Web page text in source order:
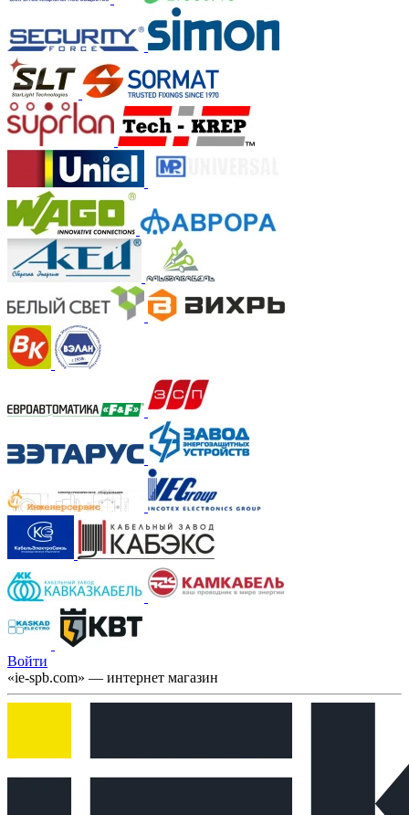
Войти
«ie-spb.com» — интернет магазин